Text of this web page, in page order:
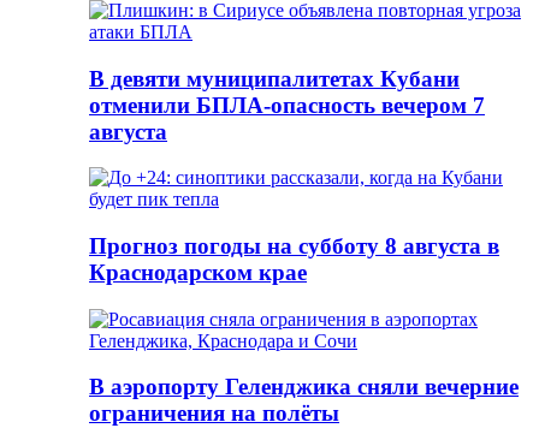
В девяти муниципалитетах Кубани
отменили БПЛА-опасность вечером 7
августа
Прогноз погоды на субботу 8 августа в
Краснодарском крае
В аэропорту Геленджика сняли вечерние
ограничения на полёты